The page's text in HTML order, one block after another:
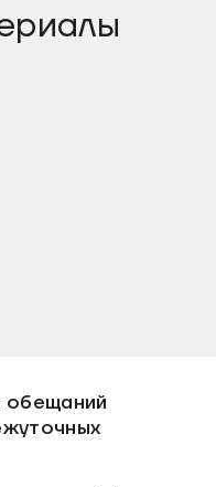
обещаний